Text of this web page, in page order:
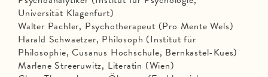
Universität Klagenfurt)
Walter Pachler, Psychotherapeut (Pro Mente Wels)
Harald Schwaetzer, Philosoph (Institut für
Philosophie, Cusanus Hochschule, Bernkastel-Kues)
Marlene Streeruwitz, Literatin (Wien)